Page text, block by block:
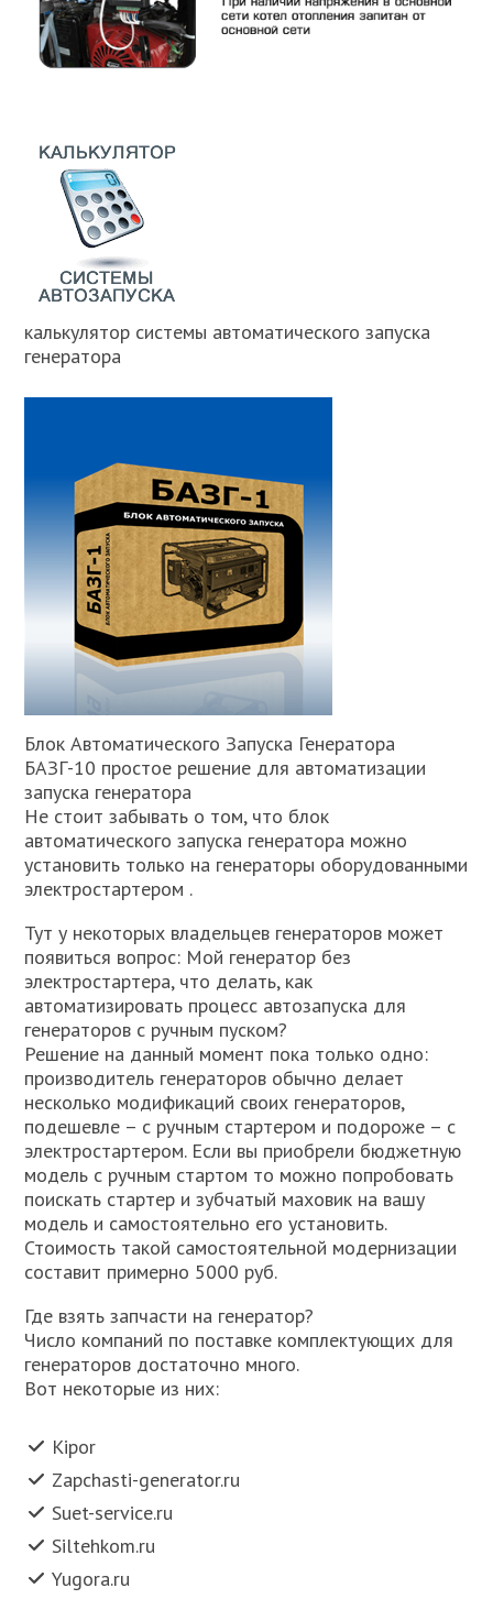
калькулятор системы автоматического запуска
генератора
Блок Автоматического Запуска Генератора
БАЗГ-10 простое решение для автоматизации
запуска генератора
Не стоит забывать о том, что блок
автоматического запуска генератора можно
установить только на генераторы оборудованными
электростартером .
Тут у некоторых владельцев генераторов может
появиться вопрос: Мой генератор без
электростартера, что делать, как
автоматизировать процесс автозапуска для
генераторов с ручным пуском?
Решение на данный момент пока только одно:
производитель генераторов обычно делает
несколько модификаций своих генераторов,
подешевле – с ручным стартером и подороже – с
электростартером. Если вы приобрели бюджетную
модель с ручным стартом то можно попробовать
поискать стартер и зубчатый маховик на вашу
модель и самостоятельно его установить.
Стоимость такой самостоятельной модернизации
составит примерно 5000 руб.
Где взять запчасти на генератор?
Число компаний по поставке комплектующих для
генераторов достаточно много.
Вот некоторые из них:
Kipor
Zapchasti-generator.ru
Suet-service.ru
Siltehkom.ru
Yugora.ru